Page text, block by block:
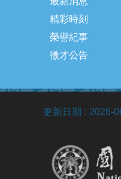
精彩時刻
榮譽紀事
徵才公告
更新日期 2026-